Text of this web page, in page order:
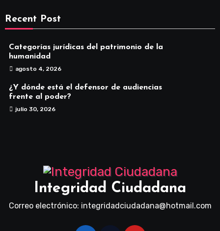
Recent Post
Categorías jurídicas del patrimonio de la
humanidad
agosto 4, 2026
¿Y dónde está el defensor de audiencias
frente al poder?
julio 30, 2026
Integridad Ciudadana
Correo electrónico: integridadciudadana@hotmail.com